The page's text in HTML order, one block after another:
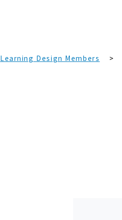
Learning Design Members